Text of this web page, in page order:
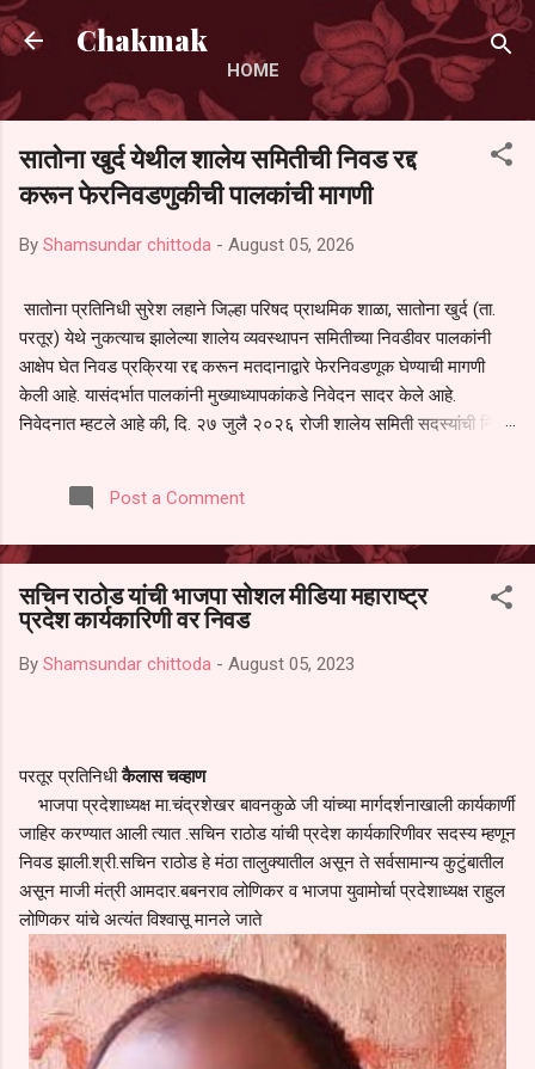
Skip to main content
Chakmak
HOME
सातोना खुर्द येथील शालेय समितीची निवड रद्द
करून फेरनिवडणुकीची पालकांची मागणी
By Shamsundar chittoda - August 05, 2026
सातोना प्रतिनिधी सुरेश लहाने जिल्हा परिषद प्राथमिक शाळा, सातोना खुर्द (ता.
परतूर) येथे नुकत्याच झालेल्या शालेय व्यवस्थापन समितीच्या निवडीवर पालकांनी
आक्षेप घेत निवड प्रक्रिया रद्द करून मतदानाद्वारे फेरनिवडणूक घेण्याची मागणी
केली आहे. यासंदर्भात पालकांनी मुख्याध्यापकांकडे निवेदन सादर केले आहे.
निवेदनात म्हटले आहे की, दि. २७ जुलै २०२६ रोजी शालेय समिती सदस्यांची निवड
पालकांना देण्यात आली नसल्याने मोठ्या संख्येने पालक बैठकीस उपस्थित राहू शकले
नाहीत. तसेच सर्व पालकांना विश्वासात न घेता निवड प्रक्रिया पूर्ण करण्यात
करण्यात यावी आणि सर्व पालकांच्या उपस्थितीत मतदान पद्धतीने शालेय समितीची
फेरनिवडणूक घेण्यात यावी, अशी मागणी पालकांनी केली आहे. या निवेदनाच्या प्रती
जिल्हा शिक्षण अधिकारी (प्राथमिक), जालना तसेच तालुका शिक्षण अधिकारी,
परतूर यांनाही पाठविण्यात आल्या असून प्रशासन याबाबत काय निर्णय घेते, याकडे
Post a Comment
सचिन राठोड यांची भाजपा सोशल मीडिया महाराष्ट्र
प्रदेश कार्यकारिणी वर निवड
By Shamsundar chittoda - August 05, 2023
परतूर प्रतिनिधीकैलास चव्हाण
भाजपा प्रदेशाध्यक्ष मा.चंद्रशेखर बावनकुळे जी यांच्या मार्गदर्शनाखाली कार्यकार्णी
जाहिर करण्यात आली त्यात .सचिन राठोड यांची प्रदेश कार्यकारिणीवर सदस्य म्हणून
निवड झाली.श्री.सचिन राठोड हे मंठा तालुक्यातील असून ते सर्वसामान्य कुटुंबातील
असून माजी मंत्री आमदार.बबनराव लोणिकर व भाजपा युवामोर्चा प्रदेशाध्यक्ष राहुल
लोणिकर यांचे अत्यंत विश्वासू मानले जाते